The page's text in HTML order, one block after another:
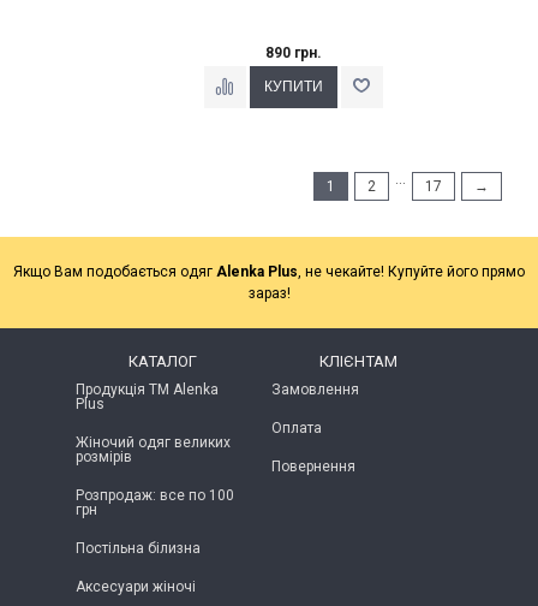
890 грн.
1 2 17 →
Якщо Вам подобається одяг Alenka Plus , не чекайте! Купуйте його прямо
зараз!
КАТАЛОГ
Продукція ТМ Alenka
Plus
Жіночий одяг великих
розмірів
Розпродаж: все по 100
грн
Постільна білизна
Аксесуари жіночі
КЛІЄНТАМ
Замовлення
Оплата
Повернення